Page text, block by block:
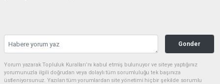
Gonder
Yorum yazarak Topluluk Kuralları’nı kabul etmiş bulunuyor ve siteye yaptığınız
yorumunuzla ilgili doğrudan veya dolaylı tüm sorumluluğu tek başınıza
üstleniyorsunuz. Yazılan tüm yorumlardan site yönetimi hiçbir şekilde sorumlu